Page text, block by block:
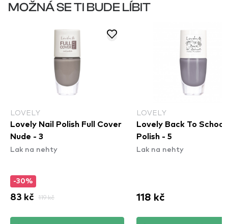
MOŽNÁ SE TI BUDE LÍBIT
LOVELY
Lovely Nail Polish Full Cover
Nude - 3
Lak na nehty
-30%
83 kč 119 kč
LOVELY
Lovely Back To School
Polish - 5
Lak na nehty
118 kč